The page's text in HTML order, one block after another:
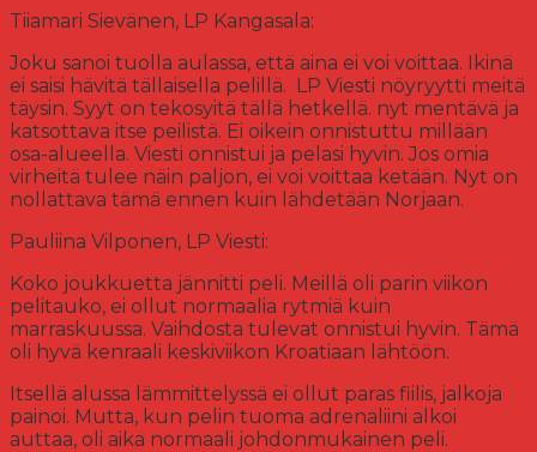
Tiiamari Sievänen, LP Kangasala:
Joku sanoi tuolla aulassa, että aina ei voi voittaa. Ikinä
ei saisi hävitä tällaisella pelillä. LP Viesti nöyryytti meitä
täysin. Syyt on tekosyitä tällä hetkellä. nyt mentävä ja
katsottava itse peilistä. Ei oikein onnistuttu millään
osa-alueella. Viesti onnistui ja pelasi hyvin. Jos omia
virheitä tulee näin paljon, ei voi voittaa ketään. Nyt on
nollattava tämä ennen kuin lähdetään Norjaan.
Pauliina Vilponen, LP Viesti:
Koko joukkuetta jännitti peli. Meillä oli parin viikon
pelitauko, ei ollut normaalia rytmiä kuin
marraskuussa. Vaihdosta tulevat onnistui hyvin. Tämä
oli hyvä kenraali keskiviikon Kroatiaan lähtöön.
Itsellä alussa lämmittelyssä ei ollut paras fiilis, jalkoja
painoi. Mutta, kun pelin tuoma adrenaliini alkoi
auttaa, oli aika normaali johdonmukainen peli.